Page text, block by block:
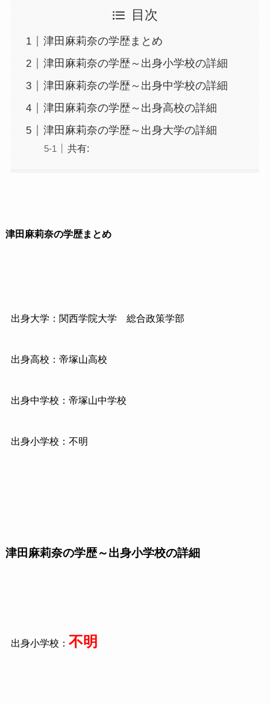
目次
津田麻莉奈の学歴まとめ
津田麻莉奈の学歴～出身小学校の詳細
津田麻莉奈の学歴～出身中学校の詳細
津田麻莉奈の学歴～出身高校の詳細
津田麻莉奈の学歴～出身大学の詳細
共有:
津田麻莉奈の学歴まとめ
出身大学：関西学院大学 総合政策学部
出身高校：帝塚山高校
出身中学校：帝塚山中学校
出身小学校：不明
津田麻莉奈の学歴～出身小学校の詳細
出身小学校： 不明